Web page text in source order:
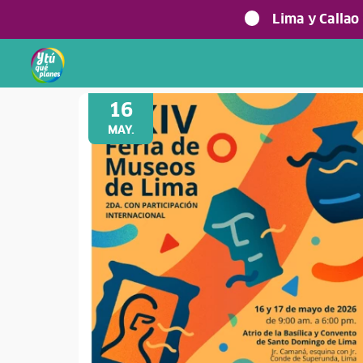
Lima y
Volver a Festividades
16
MAY.